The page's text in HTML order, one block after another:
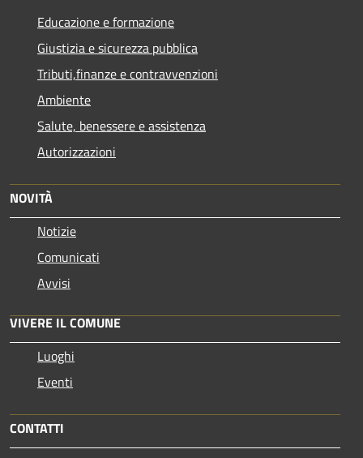
Educazione e formazione
Giustizia e sicurezza pubblica
Tributi,finanze e contravvenzioni
Ambiente
Salute, benessere e assistenza
Autorizzazioni
NOVITÀ
Notizie
Comunicati
Avvisi
VIVERE IL COMUNE
Luoghi
Eventi
CONTATTI